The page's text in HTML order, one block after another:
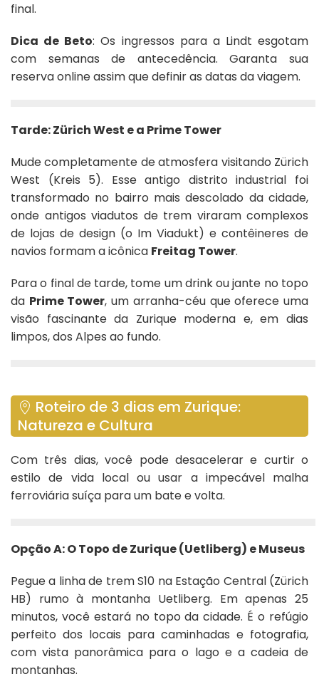
final.
Dica de Beto: Os ingressos para a Lindt esgotam
com semanas de antecedência. Garanta sua
reserva online assim que definir as datas da viagem.
Tarde: Zürich West e a Prime Tower
Mude completamente de atmosfera visitando Zürich
West (Kreis 5). Esse antigo distrito industrial foi
transformado no bairro mais descolado da cidade,
onde antigos viadutos de trem viraram complexos
de lojas de design (o Im Viadukt) e contêineres de
navios formam a icônica Freitag Tower.
Para o final de tarde, tome um drink ou jante no topo
da Prime Tower, um arranha-céu que oferece uma
visão fascinante da Zurique moderna e, em dias
limpos, dos Alpes ao fundo.
Roteiro de 3 dias em Zurique:
Natureza e Cultura
Com três dias, você pode desacelerar e curtir o
estilo de vida local ou usar a impecável malha
ferroviária suíça para um bate e volta.
Opção A: O Topo de Zurique (Uetliberg) e Museus
Pegue a linha de trem S10 na Estação Central (Zürich
HB) rumo à montanha Uetliberg. Em apenas 25
minutos, você estará no topo da cidade. É o refúgio
perfeito dos locais para caminhadas e fotografia,
com vista panorâmica para o lago e a cadeia de
montanhas.